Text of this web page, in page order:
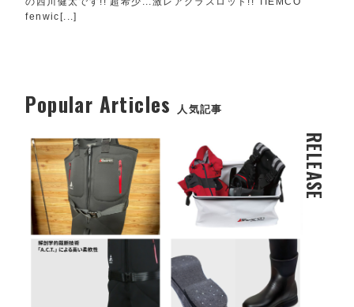
fenwic[...]
Popular Articles 人気記事
RELEASE